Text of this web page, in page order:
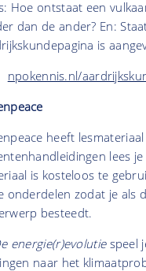
Hoe ontstaat een
dan de ander? En:
is
npokennis.nl/
heeft
lees
is kosteloos te
onderdelen zodat je als
besteedt.
energie(r)evolutiespeel
naar het